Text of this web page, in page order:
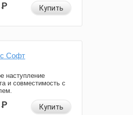
Р Купить
Софт
наступление
и совместимость с
Р Купить